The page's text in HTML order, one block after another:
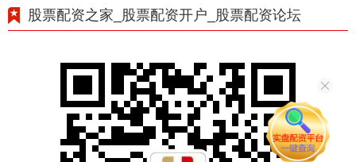
股票配资之家_股票配资开户_股票配资论坛